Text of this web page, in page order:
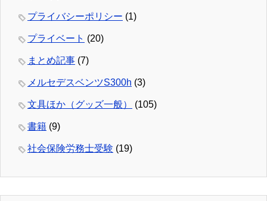
プライバシーポリシー (1)
プライベート (20)
まとめ記事 (7)
メルセデスベンツS300h (3)
文具ほか（グッズ一般） (105)
書籍 (9)
社会保険労務士受験 (19)